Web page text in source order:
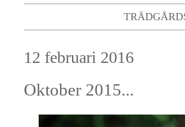
12 februari 2016
Oktober 2015...